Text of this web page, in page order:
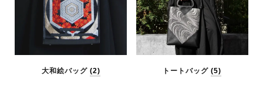
大和絵バッグ (2) トートバッグ(5)